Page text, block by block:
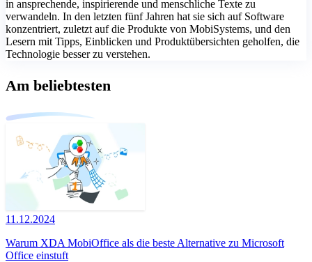
in ansprechende, inspirierende und menschliche Texte zu
verwandeln. In den letzten fünf Jahren hat sie sich auf Software
konzentriert, zuletzt auf die Produkte von MobiSystems, und den
Lesern mit Tipps, Einblicken und Produktübersichten geholfen, die
Technologie besser zu verstehen.
Am beliebtesten
11.12.2024
Warum XDA MobiOffice als die beste Alternative zu Microsoft
Office einstuft